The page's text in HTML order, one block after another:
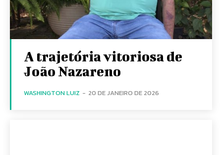
A trajetória vitoriosa de
João Nazareno
WASHINGTON LUIZ - 20 DE JANEIRO DE 2026